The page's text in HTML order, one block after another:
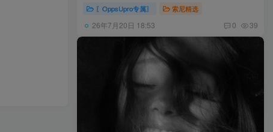
〖OppsUpro专属〗 索尼精选
26年7月20日 18:53 0 39